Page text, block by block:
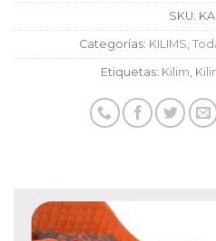
SKU:
Categorías: KILIMS,
Etiquetas: Kilim,